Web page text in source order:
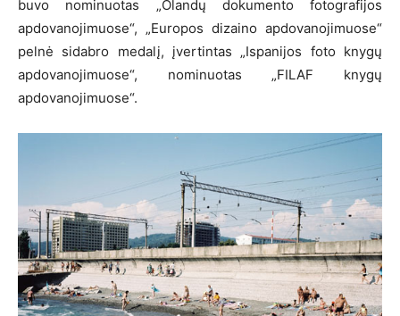
buvo nominuotas „Olandų dokumento fotografijos
apdovanojimuose“, „Europos dizaino apdovanojimuose“
pelnė sidabro medalį, įvertintas „Ispanijos foto knygų
apdovanojimuose“, nominuotas „FILAF knygų
apdovanojimuose“.